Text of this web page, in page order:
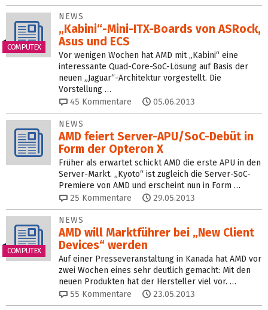
COMPUTEX
NEWS
„Kabini“-Mini-ITX-Boards von ASRock,
Asus und ECS
Vor wenigen Wochen hat AMD mit „Kabini“ eine
interessante Quad-Core-SoC-Lösung auf Basis der
neuen „Jaguar“-Architektur vorgestellt. Die
Vorstellung …
45 Kommentare 05.06.2013
NEWS
AMD feiert Server-APU/SoC-Debüt in
Form der Opteron X
Früher als erwartet schickt AMD die erste APU in den
Server-Markt. „Kyoto“ ist zugleich die Server-SoC-
Premiere von AMD und erscheint nun in Form …
25 Kommentare 29.05.2013
COMPUTEX
NEWS
AMD will Marktführer bei „New Client
Devices“ werden
Auf einer Presseveranstaltung in Kanada hat AMD vor
zwei Wochen eines sehr deutlich gemacht: Mit den
neuen Produkten hat der Hersteller viel vor. …
55 Kommentare 23.05.2013